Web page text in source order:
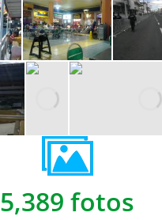
5,389 fotos